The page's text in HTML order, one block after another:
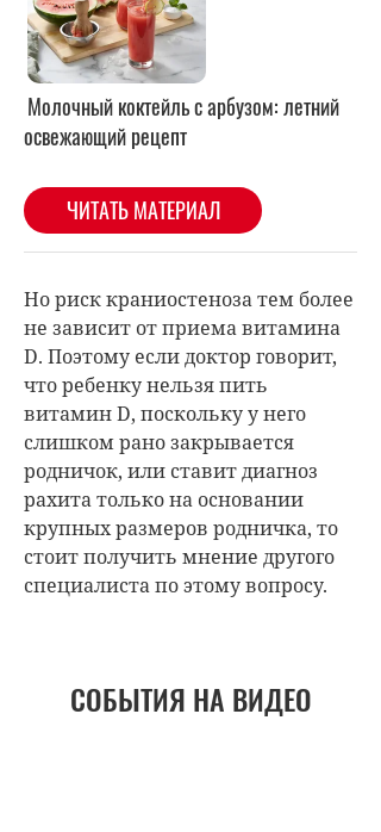
Но риск краниостеноза тем более
не зависит от приема витамина
D. Поэтому если доктор говорит,
что ребенку нельзя пить
витамин D, поскольку у него
слишком рано закрывается
родничок, или ставит диагноз
рахита только на основании
крупных размеров родничка, то
стоит получить мнение другого
специалиста по этому вопросу.
СОБЫТИЯ НА ВИДЕО